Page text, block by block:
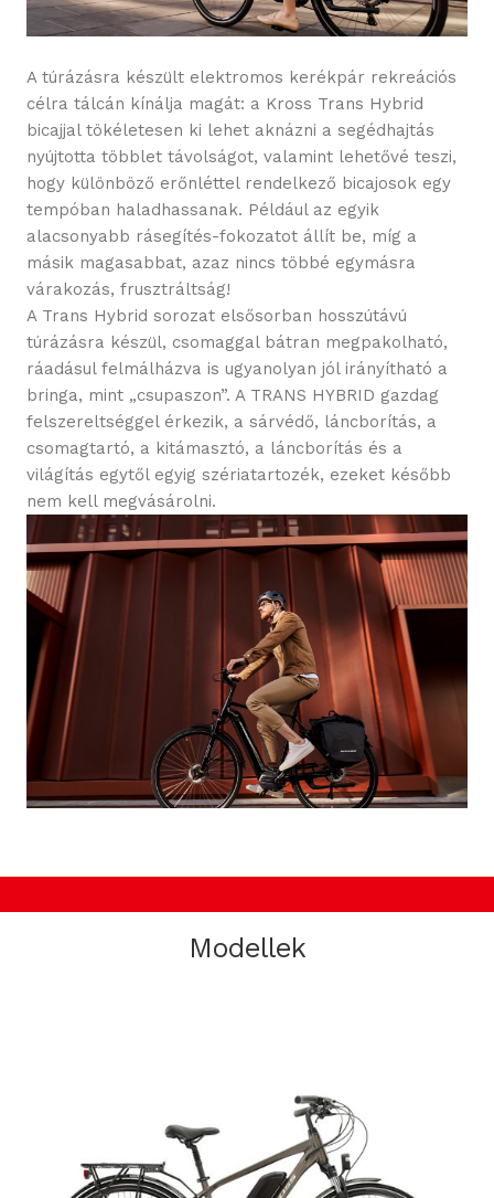
A túrázásra készült elektromos kerékpár rekreációs
célra tálcán kínálja magát: a Kross Trans Hybrid
bicajjal tökéletesen ki lehet aknázni a segédhajtás
nyújtotta többlet távolságot, valamint lehetővé teszi,
hogy különböző erőnléttel rendelkező bicajosok egy
tempóban haladhassanak. Például az egyik
alacsonyabb rásegítés-fokozatot állít be, míg a
másik magasabbat, azaz nincs többé egymásra
várakozás, frusztráltság!
A Trans Hybrid sorozat elsősorban hosszútávú
túrázásra készül, csomaggal bátran megpakolható,
ráadásul felmálházva is ugyanolyan jól irányítható a
bringa, mint „csupaszon”. A TRANS HYBRID gazdag
felszereltséggel érkezik, a sárvédő, láncborítás, a
csomagtartó, a kitámasztó, a láncborítás és a
világítás egytől egyig szériatartozék, ezeket később
nem kell megvásárolni.
Modellek